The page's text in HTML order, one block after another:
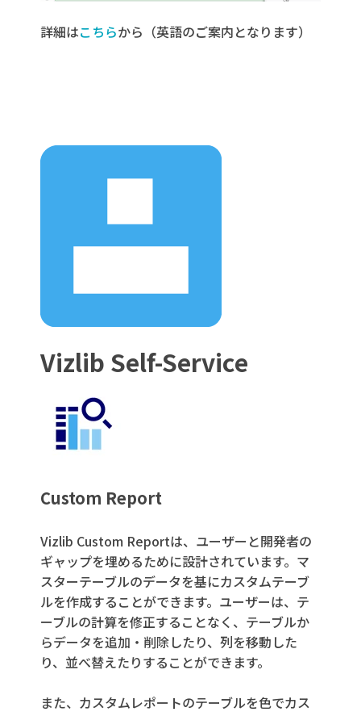
詳細はこちらから（英語のご案内となります）
Vizlib Self-Service
Custom Report
Vizlib Custom Reportは、ユーザーと開発者の
ギャップを埋めるために設計されています。マ
スターテーブルのデータを基にカスタムテーブ
ルを作成することができます。ユーザーは、テ
ーブルの計算を修正することなく、テーブルか
らデータを追加・削除したり、列を移動した
り、並べ替えたりすることができます。
また、カスタムレポートのテーブルを色でカス